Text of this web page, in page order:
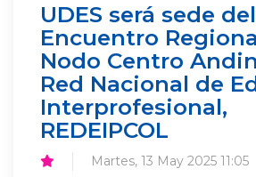
UDES será sede del
Encuentro
Nodo Centro
Red Nacional de
Interprofesional,
REDEIPCOL
Martes, 13 May 2025 11:05